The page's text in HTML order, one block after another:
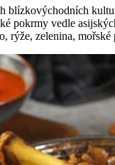
blízkovýchodních
pokrmy vedle
rýže, zelenina, mořské